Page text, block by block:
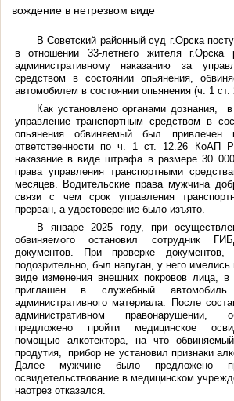
вождение в нетрезвом виде
В Советский районный суд г.Орска
в отношении 33-летнего жителя г.Орска
административному наказанию за
средством в состоянии опьянения,
автомобилем в состоянии опьянения (ч. 1
Как установлено органами дознания,
управление транспортным средством в
опьянения обвиняемый был привлечен
ответственности по ч. 1 ст. 12.26 КоАП
наказание в виде штрафа в размере 30
права управления транспортными
месяцев. Водительские права мужчина
связи с чем срок управления
прерван, а удостоверение было изъято.
В январе 2025 году, при
обвиняемого остановил сотрудник
документов. При проверке
подозрительно, был напуган, у него имелись
виде изменения внешних покровов лица,
приглашен в служебный
административного материала. После
административном правонарушении,
предложено пройти медицинское
помощью алкотектора, на что
продутия, прибор не установил признаки
Далее мужчине было предложено
освидетельствование в медицинском
наотрез отказался.